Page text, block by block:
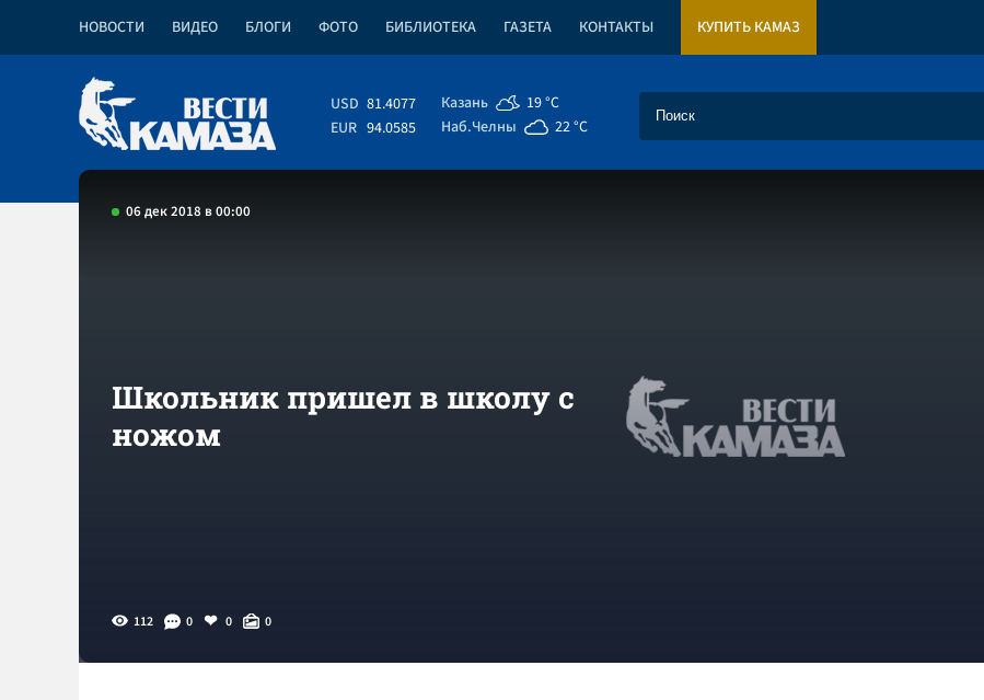
НОВОСТИ ВИДЕО БЛОГИ ФОТО БИБЛИОТЕКА ГАЗЕТА КОНТАКТЫ КУПИТЬ КАМАЗ
USD 81.4077
EUR 94.0585
Казань
19 °C
Наб.Челны
22 °C
06 дек 2018 в 00:00
Школьник пришел в школу с
ножом
112 0 0 0